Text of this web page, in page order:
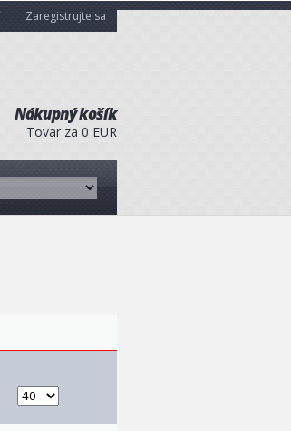
Zaregistrujte sa
Nákupný košík
Tovar za 0 EUR